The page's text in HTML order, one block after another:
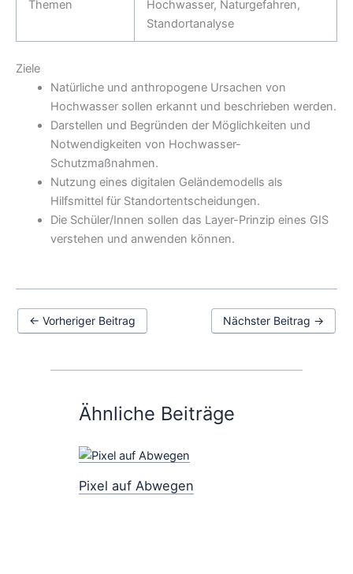
Themen
Hochwasser, Naturgefahren,
Standortanalyse
Ziele
Natürliche und anthropogene Ursachen von
Hochwasser sollen erkannt und beschrieben werden.
Darstellen und Begründen der Möglichkeiten und
Notwendigkeiten von Hochwasser-
Schutzmaßnahmen.
Nutzung eines digitalen Geländemodells als
Hilfsmittel für Standortentscheidungen.
Die Schüler/Innen sollen das Layer-Prinzip eines GIS
verstehen und anwenden können.
← Vorheriger Beitrag Nächster Beitrag →
Ähnliche Beiträge
Pixel auf Abwegen